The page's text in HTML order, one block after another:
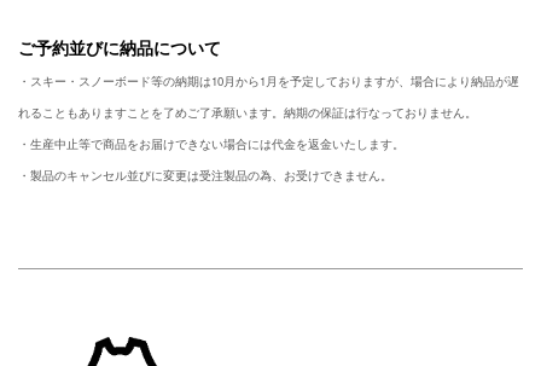
ご予約並びに納品について
・スキー・スノーボード等の納期は10月から1月を予定しておりますが、場合により納品が遅
れることもありますことを了めご了承願います。納期の保証は行なっておりません。
・生産中止等で商品をお届けできない場合には代金を返金いたします。
・製品のキャンセル並びに変更は受注製品の為、お受けできません。